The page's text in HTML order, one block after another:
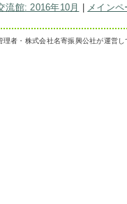
流館: 2016年10月 メインペ
者・株式会社名寄振興公社が運営し